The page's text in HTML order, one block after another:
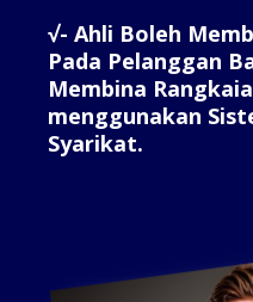
√- Ahli Boleh
Pada Pelanggan
Membina
menggunakan
Syarikat.